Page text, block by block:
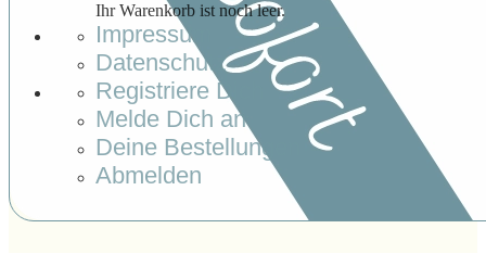
Ihr Warenkorb ist noch leer.
Impressum
Datenschutz
Registriere Dich
Melde Dich an
Deine Bestellungen
Abmelden